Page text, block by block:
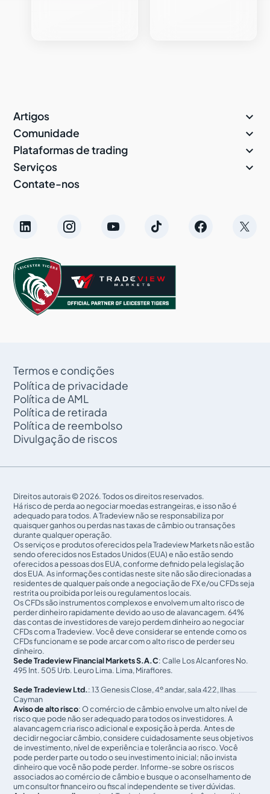
Artigos 
Comunidade 
Plataformas de trading 
Serviços 
Contate-nos
Termos e condições
Política de privacidade
Política de AML
Política de retirada
Política de reembolso
Divulgação de riscos
Direitos autorais © 2026. Todos os direitos reservados.
Há risco de perda ao negociar moedas estrangeiras, e isso não é
adequado para todos. A Tradeview não se responsabiliza por
quaisquer ganhos ou perdas nas taxas de câmbio ou transações
durante qualquer operação.
Os serviços e produtos oferecidos pela Tradeview Markets não estão
sendo oferecidos nos Estados Unidos (EUA) e não estão sendo
oferecidos a pessoas dos EUA, conforme definido pela legislação
dos EUA. As informações contidas neste site não são direcionadas a
residentes de qualquer país onde a negociação de FX e/ou CFDs seja
restrita ou proibida por leis ou regulamentos locais.
Os CFDs são instrumentos complexos e envolvem um alto risco de
perder dinheiro rapidamente devido ao uso de alavancagem. 64%
das contas de investidores de varejo perdem dinheiro ao negociar
CFDs com a Tradeview. Você deve considerar se entende como os
CFDs funcionam e se pode arcar com o alto risco de perder seu
dinheiro.
Sede Tradeview Financial Markets S.A.C: Calle Los Alcanfores No.
495 Int. 505 Urb. Leuro Lima. Lima, Miraflores.
Sede Tradeview Ltd.: 13 Genesis Close, 4º andar, sala 422, Ilhas
Cayman
Aviso de alto risco: O comércio de câmbio envolve um alto nível de
risco que pode não ser adequado para todos os investidores. A
alavancagem cria risco adicional e exposição à perda. Antes de
decidir negociar câmbio, considere cuidadosamente seus objetivos
de investimento, nível de experiência e tolerância ao risco. Você
pode perder parte ou todo o seu investimento inicial; não invista
dinheiro que você não pode perder. Informe-se sobre os riscos
associados ao comércio de câmbio e busque o aconselhamento de
um consultor financeiro ou fiscal independente se tiver dúvidas.